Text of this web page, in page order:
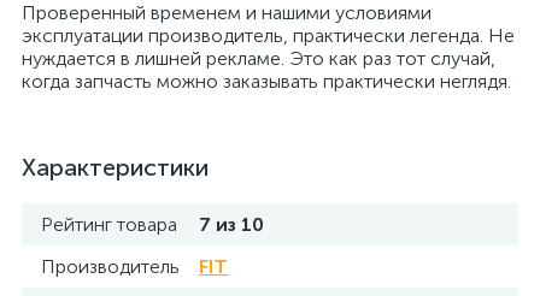
Проверенный временем и нашими условиями
эксплуатации производитель, практически легенда. Не
нуждается в лишней рекламе. Это как раз тот случай,
когда запчасть можно заказывать практически неглядя.
Характеристики
Рейтинг товара
7 из 10
Производитель
FIT